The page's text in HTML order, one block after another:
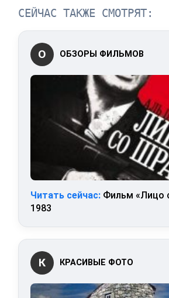
СЕЙЧАС ТАКЖЕ СМОТРЯТ:
О ОБЗОРЫ ФИЛЬМОВ
Читать сейчас: Фильм «Лицо
1983
К КРАСИВЫЕ ФОТО